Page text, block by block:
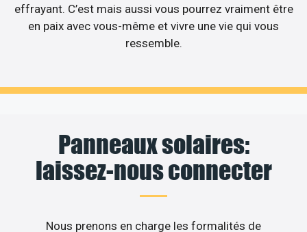
effrayant. C’est mais aussi vous pourrez vraiment être
en paix avec vous-même et vivre une vie qui vous
ressemble.
Panneaux solaires:
laissez-nous connecter
Nous prenons en charge les formalités de